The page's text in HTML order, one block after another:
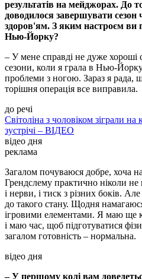
результатів на мейджорах. До
доводилося завершувати сезон
здоров'ям. З яким настроєм ви
Нью-Йорку?
– У мене справді не дуже хороші
сезони, коли я грала в Нью-
проблеми з ногою. Зараз я рада,
торішня операція все виправила.
до речі
Світоліна з чоловіком зіграли
зустрічі – ВІДЕО
відео дня
реклама
Загалом почуваюся добре, хоча
Грендслему практично ніколи
і нерви, і тиск з різних боків.
до такого стану. Щодня
ігровими елементами. Я маю ще
і маю час, щоб підготуватися
загалом готовність – нормальна.
відео дня
– У першому колі вам